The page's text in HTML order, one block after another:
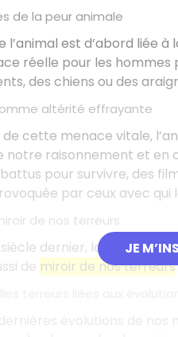
JE
de la peur animale
l’animal est d’abord liée à
réelle pour les hommes
des chiens ou des
altérité effrayante
de cette menace vitale,
notre raisonnement et en
pour survivre, des
par ceux avec qui
de nos terreurs
dernier, la
de miroir de nos terreurs